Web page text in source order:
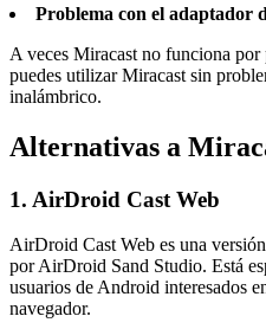
Problema con el adaptador
A veces Miracast no funciona
puedes utilizar Miracast sin
inalámbrico.
Alternativas a
1. AirDroid Cast Web
AirDroid Cast Web es una
por AirDroid Sand Studio. Está
usuarios de Android interesados
navegador.